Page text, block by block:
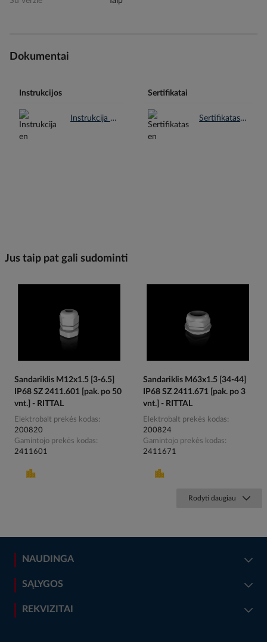
Dokumentai
Instrukcijos
Instrukcija en.pdf
Sertifikatai
Sertifikatas en.pdf
Jus taip pat gali sudominti
Sandariklis M12x1.5 [3-6.5]
IP68 SZ 2411.601 [pak. po 50
vnt.] - RITTAL
Elektrobalt prekės kodas
200820
Gamintojo prekės kodas
2411601
Sandariklis M63x1.5 [34-44]
IP68 SZ 2411.671 [pak. po 3
vnt.] - RITTAL
Elektrobalt prekės kodas
200824
Gamintojo prekės kodas
2411671
Rodyti daugiau
NAUDINGA
SĄLYGOS
REKVIZITAI